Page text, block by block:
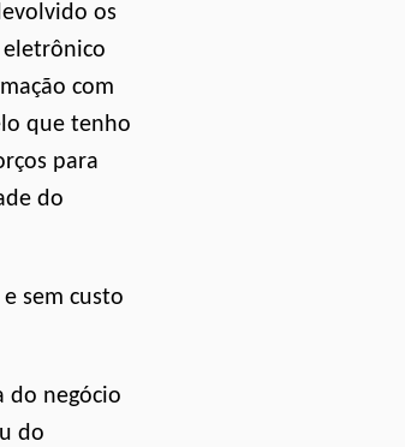
os
eletrônico
com
que tenho
para
do
sem custo
do negócio
do